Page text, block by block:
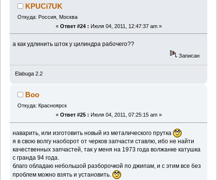
KPUCi7UK
Откуда: Россия, Москва
« Ответ #24 : Июля 04, 2011, 12:47:37 am »
а как удлинить шток у цилиндра рабочего??
Записан
Elabuga 2.2
Boo
Откуда: Красноярск
« Ответ #25 : Июля 04, 2011, 07:25:15 am »
наварить, или изготовить новый из металического прутка
я в свою волгу наоборот от черков запчасти ставлю, ибо не найти
качественных запчастей, так у меня на 1973 года волжанке катушка
с гранда 94 года.
благо обладаю небольшой разборочкой по джипам, и с этим все без
проблем можно взять и установить.